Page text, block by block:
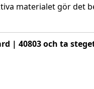
materialet gör det
| 40803 och ta